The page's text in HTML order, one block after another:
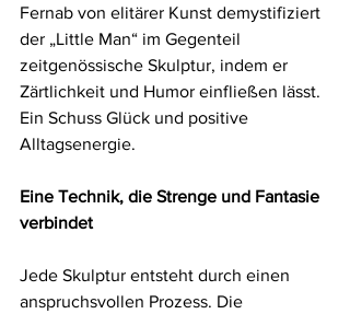
Fernab von elitärer Kunst demystifiziert
der „Little Man“ im Gegenteil
zeitgenössische Skulptur, indem er
Zärtlichkeit und Humor einfließen lässt.
Ein Schuss Glück und positive
Alltagsenergie.
Eine Technik, die Strenge und Fantasie
verbindet
Jede Skulptur entsteht durch einen
anspruchsvollen Prozess. Die